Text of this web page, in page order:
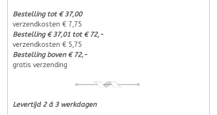
Bestelling tot € 37,00
verzendkosten € 7,75
Bestelling € 37,01 tot € 72,-
verzendkosten € 5,75
Bestelling boven € 72,-
gratis verzending
Levertijd 2 á 3 werkdagen